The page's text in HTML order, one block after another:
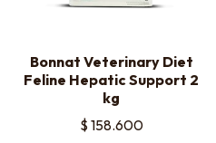
Bonnat Veterinary Diet
Feline Hepatic Support 2
kg
$ 158.600